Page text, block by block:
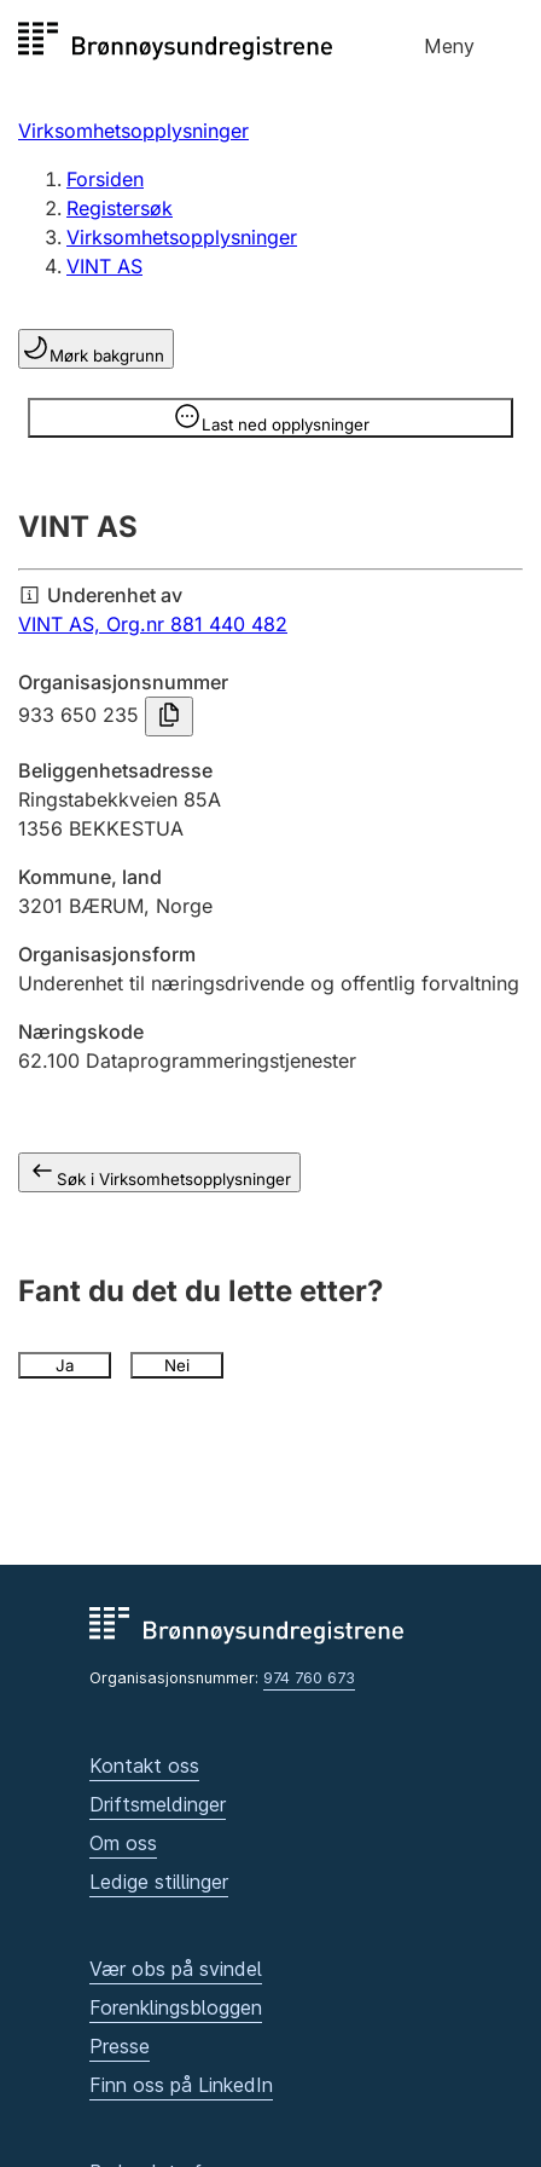
til
Meny
Registersøk
Aksjeselskap
Enkeltpersonforetak
Registrere, endre, slette
Lag og forening
Registrere, endre, slette
Årsregnskap
Innsending og forsinkelsesgebyr
Tinglysing
Jeger
Betaling og jegeravgiftskort
Ektepaktveileder
Virksomhetsopplysninger
Forsiden
Registersøk
Virksomhetsopplysninger
VINT AS
Mørk bakgrunn
Last ned opplysninger
Opplysninger er skjult
VINT AS
Underenhet av
VINT AS, Org.nr 881 440 482
Organisasjonsnummer
933 650 235
Beliggenhetsadresse
Ringstabekkveien 85A
1356 BEKKESTUA
Kommune, land
3201 BÆRUM, Norge
Organisasjonsform
Underenhet til næringsdrivende og offentlig forvaltning
Næringskode
62.100 Dataprogrammeringstjenester
Søk i Virksomhetsopplysninger
Fant du det du lette etter?
Ja Nei
Organisasjonsnummer: 974 760 673
Kontakt oss
Driftsmeldinger
Om oss
Ledige stillinger
Vær obs på svindel
Forenklingsbloggen
Presse
Finn oss på LinkedIn